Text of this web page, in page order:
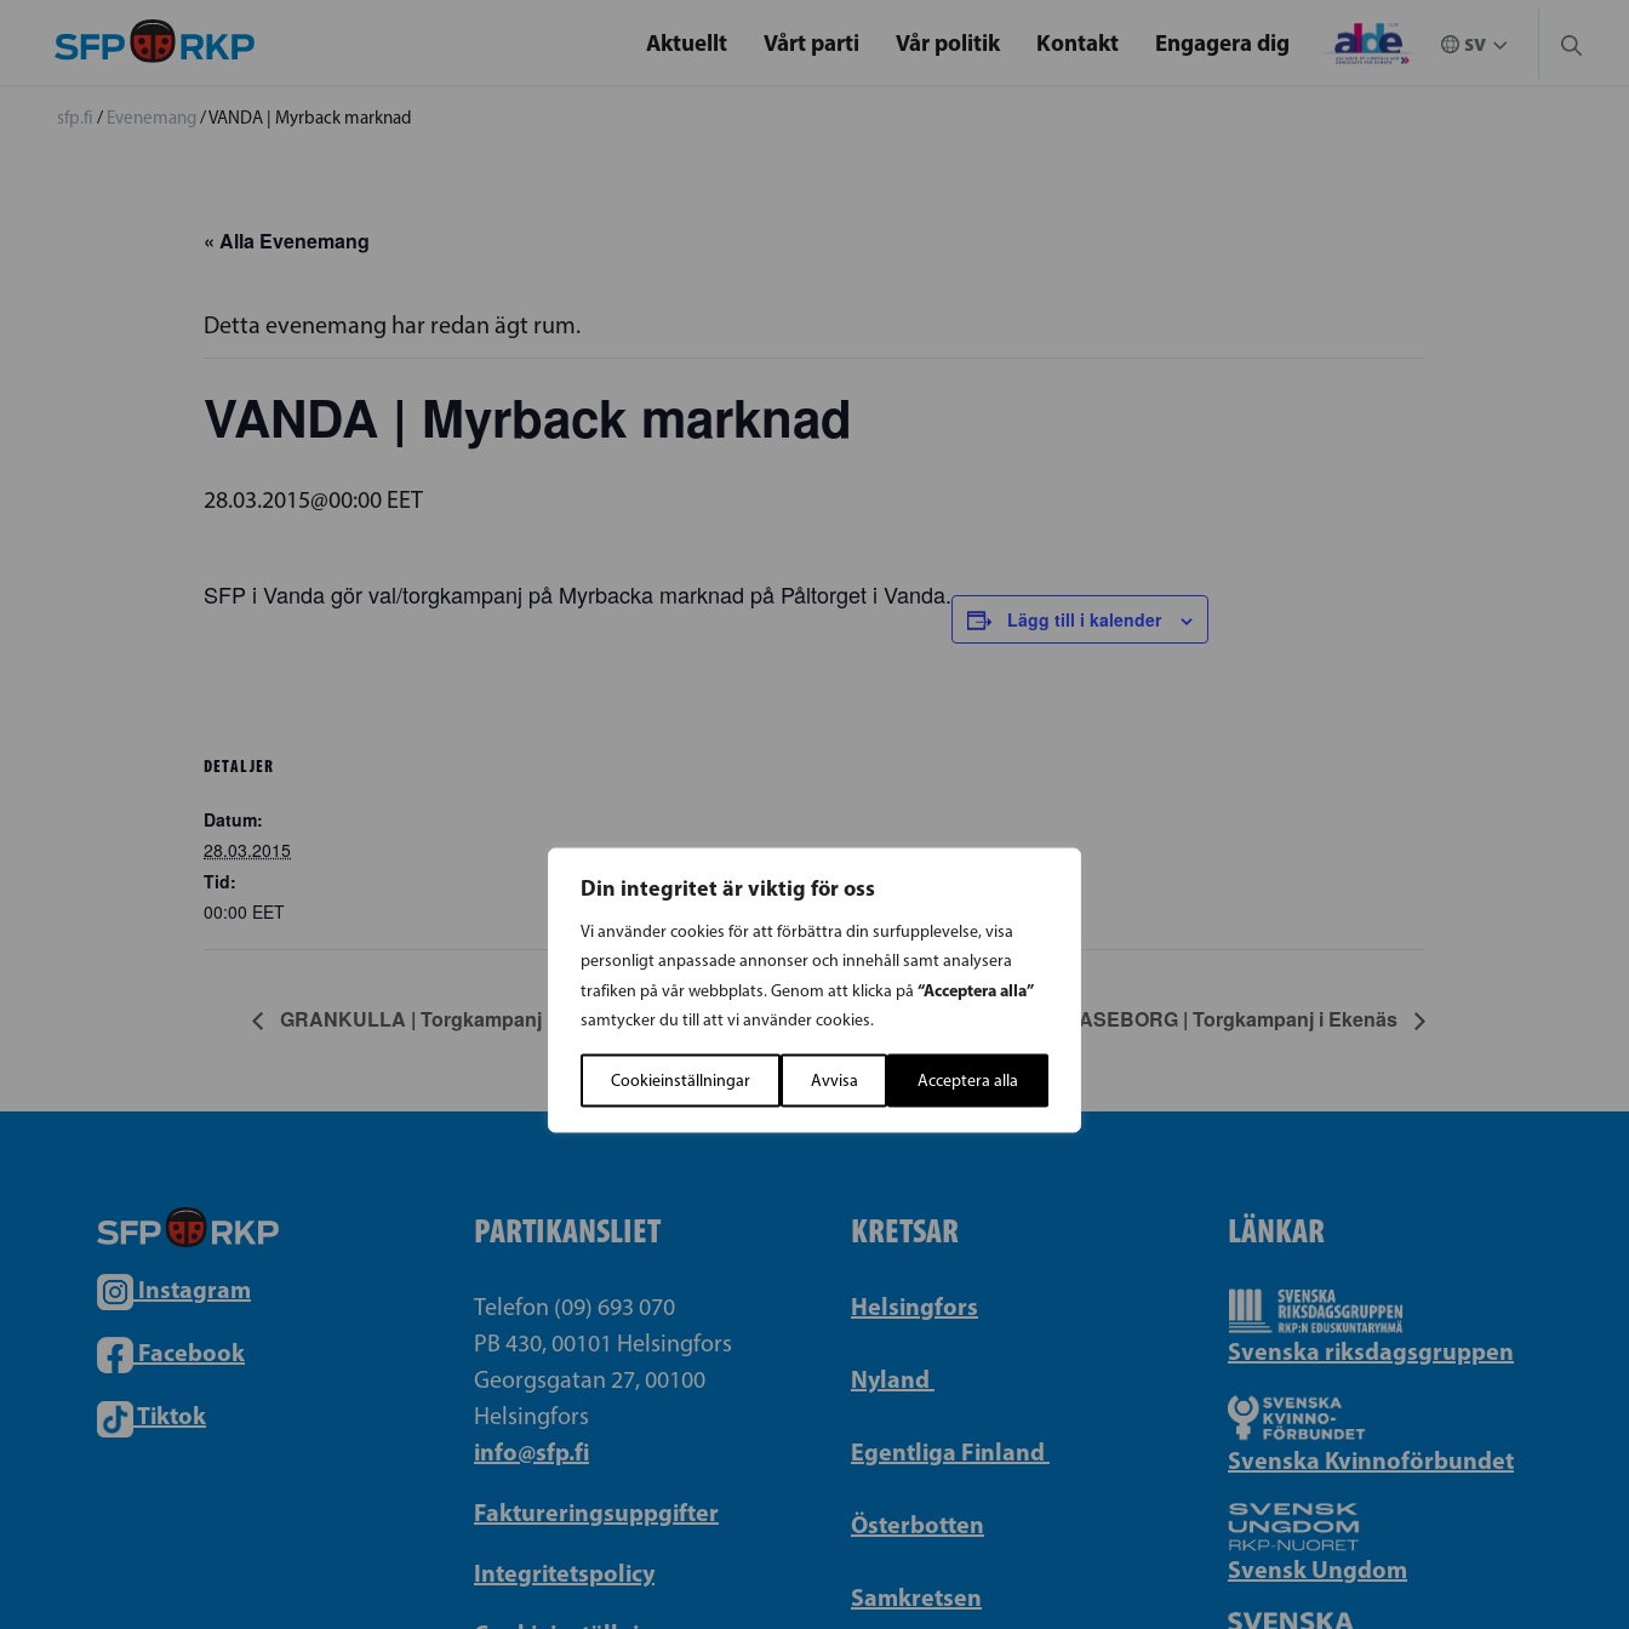
Din integritet är viktig för oss
Vi använder cookies för att förbättra din surfupplevelse, visa
personligt anpassade annonser och innehåll samt analysera
trafiken på vår webbplats. Genom att klicka på “Acceptera alla”
samtycker du till att vi använder cookies.
Cookieinställningar Avvisa Acceptera alla
Aktuellt Vårt parti Vår politik Kontakt Engagera dig
sfp.fi / Evenemang /VANDA | Myrback marknad
« Alla Evenemang
Detta evenemang har redan ägt rum.
VANDA | Myrback marknad
28.03.2015@00:00 EET
SFP i Vanda gör val/torgkampanj på Myrbacka marknad på Påltorget i Vanda.
Lägg till i kalender
DETALJER
Datum:
28.03.2015
Tid:
00:00 EET
GRANKULLA | Torgkampanj i Grankulla RASEBORG | Torgkampanj i Ekenäs
Instagram
Facebook
Tiktok
PARTIKANSLIET
Telefon (09) 693 070
PB 430, 00101 Helsingfors
Georgsgatan 27, 00100
Helsingfors
info@sfp.fi
Faktureringsuppgifter
Integritetspolicy
KRETSAR
Helsingfors
Nyland
Egentliga Finland
Österbotten
Samkretsen
LÄNKAR
Svenska riksdagsgruppen
Svenska Kvinnoförbundet
Svensk Ungdom